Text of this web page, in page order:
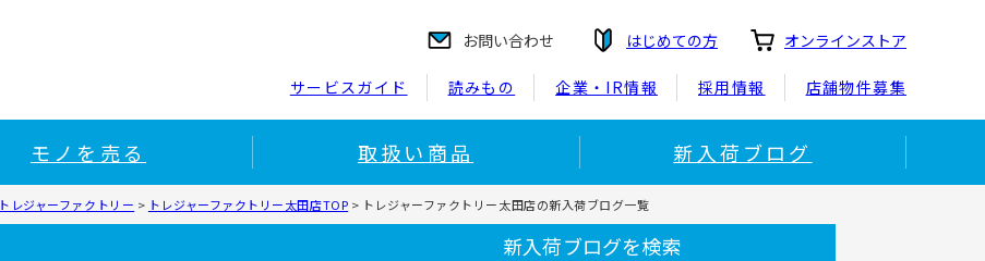
お問い合わせ はじめての方 オンラインストア
サービスガイド 読みもの 企業・IR情報 採用情報 店舗物件募集
モノを売る 取扱い商品 新入荷ブログ
レジャーファクトリー > トレジャーファクトリー太田店TOP > トレジャーファクトリー太田店の新入荷ブログ一覧
新入荷ブログを検索